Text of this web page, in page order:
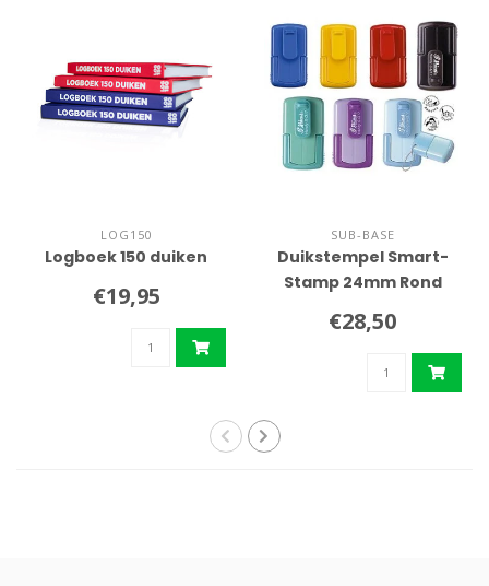
LOG150
Logboek 150 duiken
€19,95
SUB-BASE
Duikstempel Smart-
Stamp 24mm Rond
€28,50